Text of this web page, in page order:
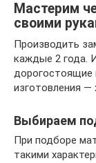
Мастерим
своими
Производить
каждые 2 года.
дорогостоящие
изготовления —
Выбираем
При подборе
такими